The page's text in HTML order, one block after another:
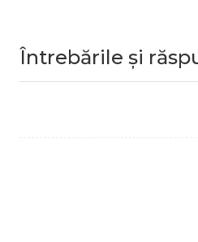
Întrebările și